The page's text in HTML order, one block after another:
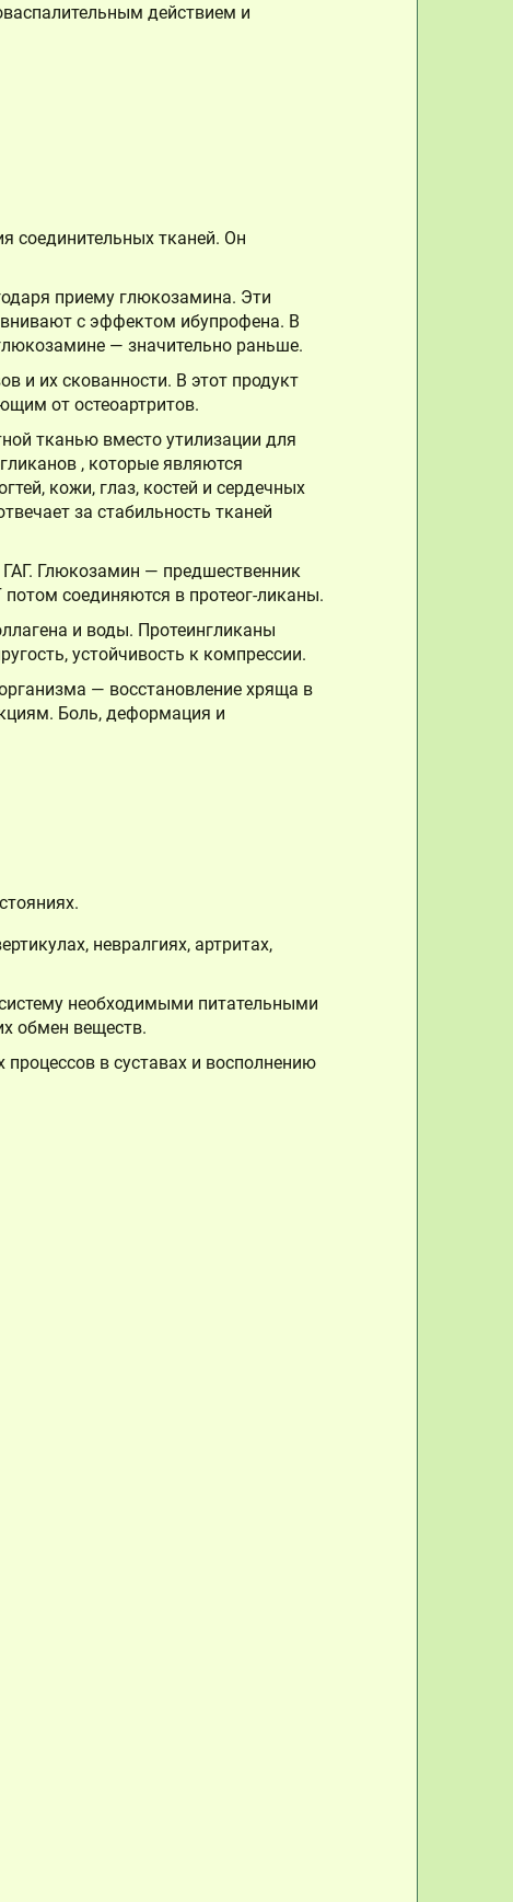
действием и
соединительных тканей. Он
приему глюкозамина. Эти
с эффектом ибупрофена. В
— значительно раньше.
и их скованности. В этот продукт
от остеоартритов.
тканью вместо утилизации для
, которые являются
кожи, глаз, костей и сердечных
за стабильность тканей
Глюкозамин — предшественник
соединяются в протеог-ликаны.
и воды. Протеингликаны
устойчивость к компрессии.
— восстановление хряща в
Боль, деформация и
невралгиях, артритах,
необходимыми питательными
обмен веществ.
в суставах и восполнению